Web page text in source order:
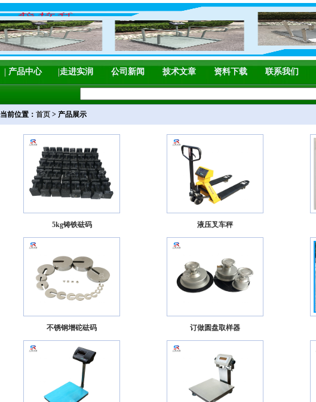
产品中心 走进实润 公司新闻 技术文章 资料下载 联系我们
当前位置： 首页 > 产品展示
5kg铸铁砝码 液压叉车秤
不锈钢增砣砝码 订做圆盘取样器